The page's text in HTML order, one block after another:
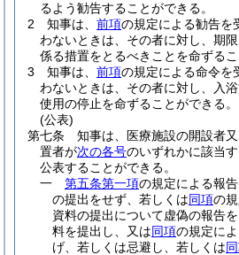
るよう勧告することができる。
2
知事は、 前項の規定による勧告を
わないときは、その者に対し、期
係る措置をとるべきことを命ずるこ
3
知事は、 前項の規定による命令を
わないときは、その者に対し、入
使用の停止を命ずることができる。
(公表)
第七条
知事は、医療施設の開設者
置者が次の各号のいずれかに該当
公表することができる。
一
第五条第一項の規定による報
の提出をせず、若しくは同項の
資料の提出について虚偽の報告
料を提出し、又は同項の規定に
げ、若しくは忌避し、若しくは